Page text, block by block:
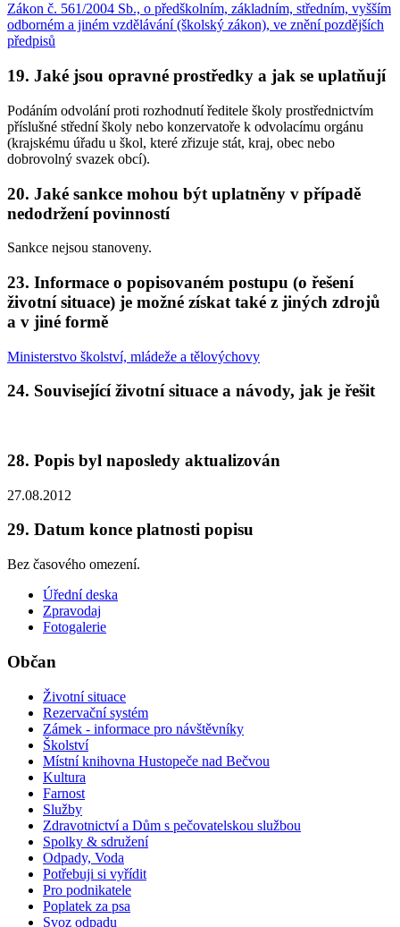
Zákon č. 561/2004 Sb., o předškolním, základním, středním, vyšším
odborném a jiném vzdělávání (školský zákon), ve znění pozdějších
předpisů
19. Jaké jsou opravné prostředky a jak se uplatňují
Podáním odvolání proti rozhodnutí ředitele školy prostřednictvím
příslušné střední školy nebo konzervatoře k odvolacímu orgánu
(krajskému úřadu u škol, které zřizuje stát, kraj, obec nebo
dobrovolný svazek obcí).
20. Jaké sankce mohou být uplatněny v případě
nedodržení povinností
Sankce nejsou stanoveny.
23. Informace o popisovaném postupu (o řešení
životní situace) je možné získat také z jiných zdrojů
a v jiné formě
Ministerstvo školství, mládeže a tělovýchovy
24. Související životní situace a návody, jak je řešit
28. Popis byl naposledy aktualizován
27.08.2012
29. Datum konce platnosti popisu
Bez časového omezení.
Úřední deska
Zpravodaj
Fotogalerie
Občan
Životní situace
Rezervační systém
Zámek - informace pro návštěvníky
Školství
Místní knihovna Hustopeče nad Bečvou
Kultura
Farnost
Služby
Zdravotnictví a Dům s pečovatelskou službou
Spolky & sdružení
Odpady, Voda
Potřebuji si vyřídit
Pro podnikatele
Poplatek za psa
Svoz odpadu